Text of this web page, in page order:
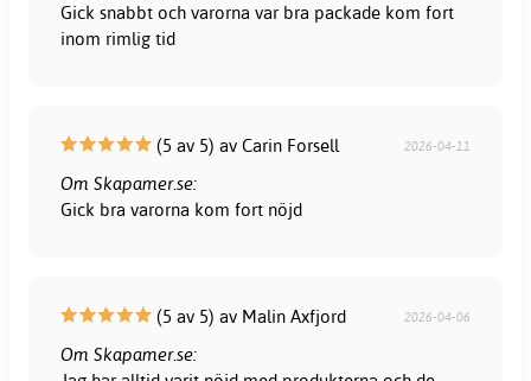
Gick snabbt och varorna var bra packade kom fort
inom rimlig tid
(5 av 5) av Carin Forsell 2026-04-11
Om Skapamer.se:
Gick bra varorna kom fort nöjd
(5 av 5) av Malin Axfjord 2026-04-06
Om Skapamer.se: